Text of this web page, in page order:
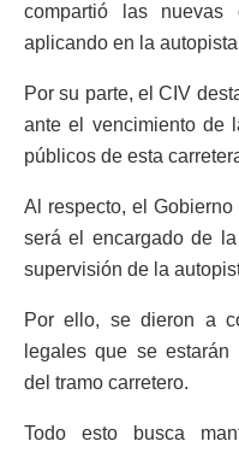
compartió las nuevas
aplicando en la
Por su parte, el CIV
ante el vencimiento de
públicos de esta
Al respecto, el
será el encargado de
supervisión de la
Por ello, se dieron a
legales que se
del tramo carretero.
Todo esto busca